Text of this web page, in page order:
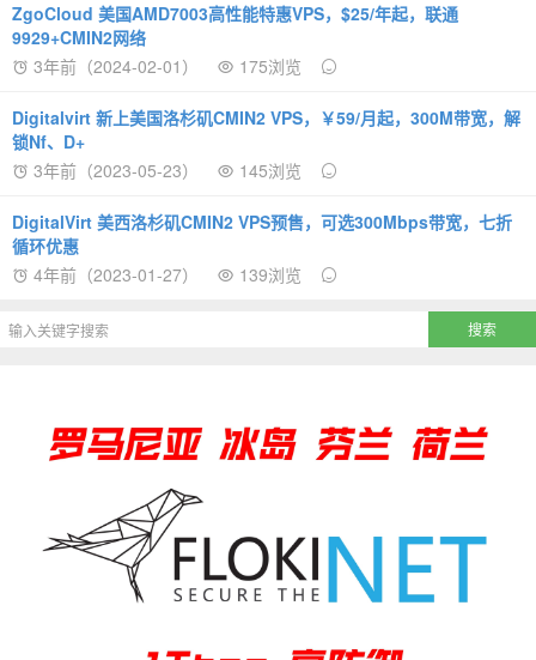
ZgoCloud 美国AMD7003高性能特惠VPS，$25/年起，联通
9929+CMIN2网络
3年前（2024-02-01）
175浏览
Digitalvirt 新上美国洛杉矶CMIN2 VPS，￥59/月起，300M带宽，解
锁Nf、D+
3年前（2023-05-23）
145浏览
DigitalVirt 美西洛杉矶CMIN2 VPS预售，可选300Mbps带宽，七折
循环优惠
4年前（2023-01-27）
139浏览